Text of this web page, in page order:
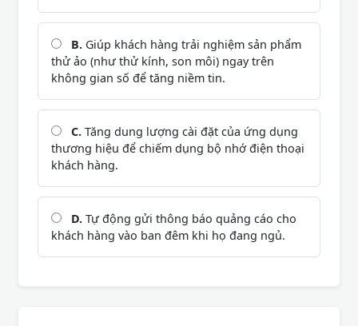
B. Giúp khách hàng trải nghiệm sản phẩm
thử ảo (như thử kính, son môi) ngay trên
không gian số để tăng niềm tin.
C. Tăng dung lượng cài đặt của ứng dụng
thương hiệu để chiếm dụng bộ nhớ điện thoại
khách hàng.
D. Tự động gửi thông báo quảng cáo cho
khách hàng vào ban đêm khi họ đang ngủ.